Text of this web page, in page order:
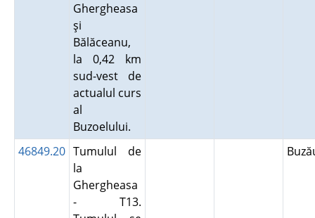
Ghergheasa
şi
Bălăceanu,
la 0,42 km
sud-vest de
actualul curs
al
Buzoelului.
46849.20 Tumulul de
la
Ghergheasa
- T13.